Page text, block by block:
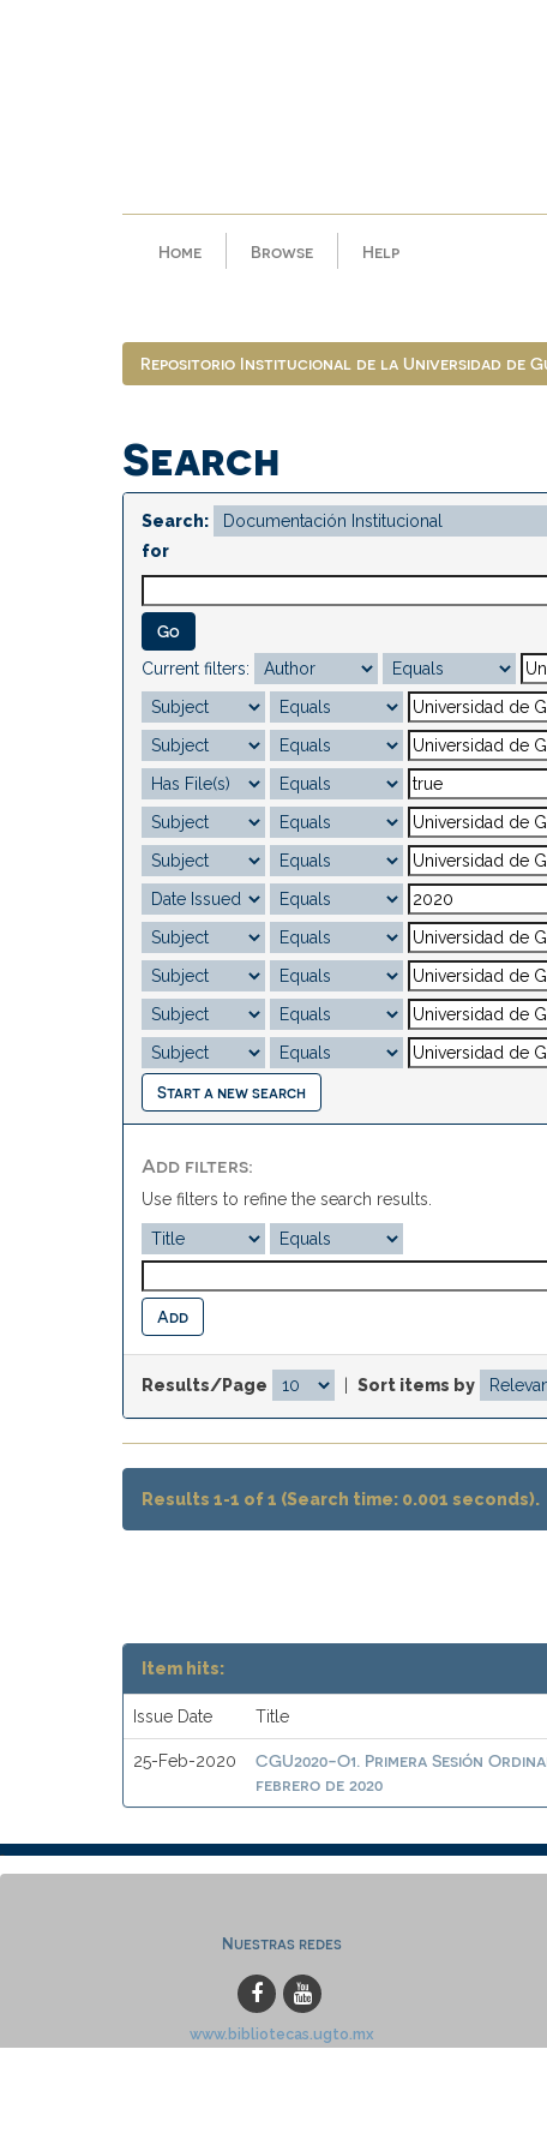
Home Browse Help
Repositorio Institucional de la Universidad de
Search
Search:
for
Current filters:
Start a new search
Add filters:
Use filters to refine the search results.
Results/Page Sort items by
Results 1-1 of 1 (Search time: 0.001 seconds).
Item hits:
Issue Date Title
25-Feb-2020
CGU2020-O1. Primera Sesión
febrero de 2020
Nuestras redes
www.bibliotecas.ugto.mx